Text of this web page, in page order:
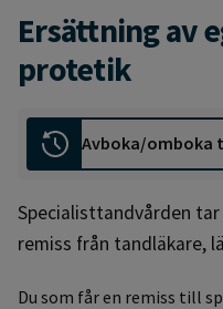
Ersättning av
protetik
Avboka/omboka
Specialisttandvården
remiss från tandläkare,
Du som får en remiss till